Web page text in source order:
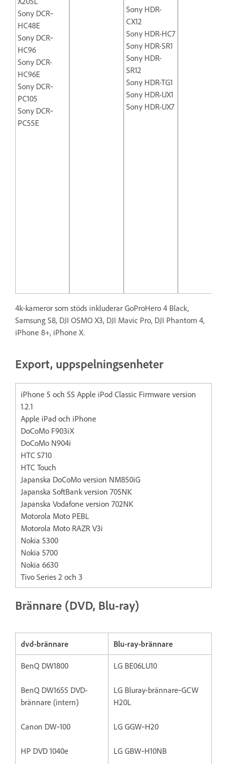
Sony DCR‐
HC48E
Sony DCR‐
HC96
Sony DCR-
HC96E
Sony DCR‐
PC105
Sony DCR‐
PC55E
Sony HDR-
CX12
Sony HDR-HC7
Sony HDR-SR1
Sony HDR-
SR12
Sony HDR-TG1
Sony HDR-UX1
Sony HDR-UX7
4k-kameror som stöds inkluderar GoProHero 4 Black,
Samsung S8, DJI OSMO X3, DJI Mavic Pro, DJI Phantom 4,
iPhone 8+, iPhone X.
Export, uppspelningsenheter
iPhone 5 och 5S Apple iPod Classic Firmware version
1.2.1
Apple iPad och iPhone
DoCoMo F903iX
DoCoMo N904i
HTC S710
HTC Touch
Japanska DoCoMo version NM850iG
Japanska SoftBank version 705NK
Japanska Vodafone version 702NK
Motorola Moto PEBL
Motorola Moto RAZR V3i
Nokia 5300
Nokia 5700
Nokia 6630
Tivo Series 2 och 3
Brännare (DVD, Blu-ray)
dvd-brännare Blu-ray-brännare
BenQ DW1800
BenQ DW1655 DVD-
brännare (intern)
Canon DW‐100
HP DVD 1040e
LG BE06LU10
LG Bluray-brännare‐GCW
H20L
LG GGW‐H20
LG GBW‐H10NB